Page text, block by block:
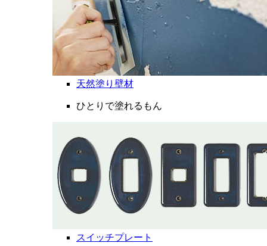
天然塗り壁材
ひとりで塗れるもん
スイッチプレート